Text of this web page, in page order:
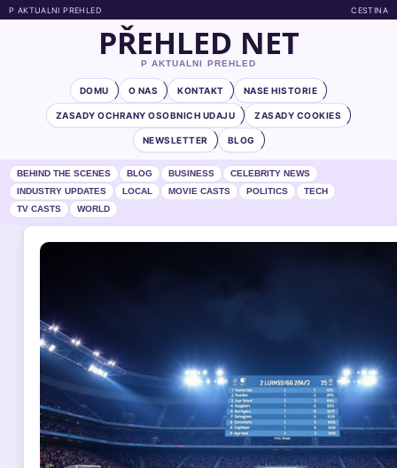
P AKTUALNI PREHLED CESTINA
PŘEHLED NET
P AKTUALNI PREHLED
DOMU O NAS KONTAKT NASE HISTORIE
ZASADY OCHRANY OSOBNICH UDAJU ZASADY COOKIES
NEWSLETTER BLOG
BEHIND THE SCENES BLOG BUSINESS
CELEBRITY NEWS
INDUSTRY UPDATES
LOCAL MOVIE CASTS POLITICS
TECH
TV CASTS
WORLD